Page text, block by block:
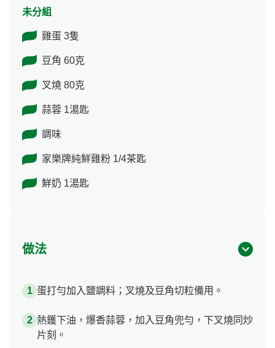
未分組
雞蛋 3隻
豆角 60克
叉燒 80克
蒜蓉 1湯匙
調味
家樂牌純鮮雞粉 1/4茶匙
鮮奶 1湯匙
做法
蛋打勻加入鹽調料；叉燒及豆角切粒備用。
熱鑊下油，爆香蒜蓉，加入豆角兜勻，下叉燒同炒
片刻。